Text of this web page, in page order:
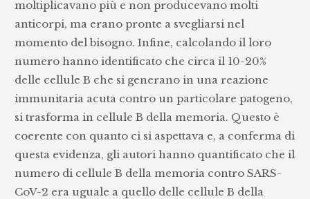
moltiplicavano più e non producevano molti
anticorpi, ma erano pronte a svegliarsi nel
momento del bisogno. Infine, calcolando il loro
numero hanno identificato che circa il 10-20%
delle cellule B che si generano in una reazione
immunitaria acuta contro un particolare patogeno,
si trasforma in cellule B della memoria. Questo è
coerente con quanto ci si aspettava e, a conferma di
questa evidenza, gli autori hanno quantificato che il
numero di cellule B della memoria contro SARS-
CoV-2 era uguale a quello delle cellule B della